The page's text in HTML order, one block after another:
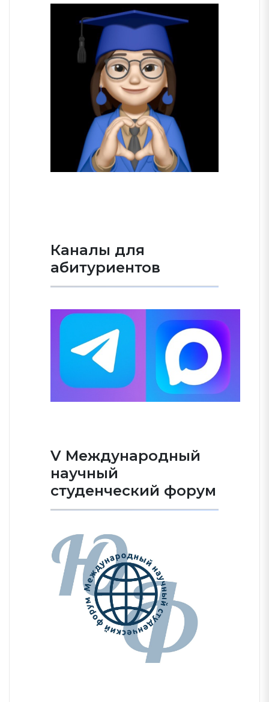
Каналы для
абитуриентов
V Международный
научный
студенческий форум